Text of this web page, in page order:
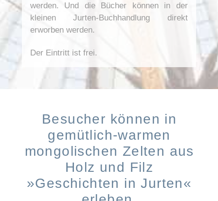
werden. Und die Bücher können in der
kleinen Jurten-Buchhandlung direkt
erworben werden.
Der Eintritt ist frei.
Besucher können in
gemütlich-warmen
mongolischen Zelten aus
Holz und Filz
»Geschichten in Jurten«